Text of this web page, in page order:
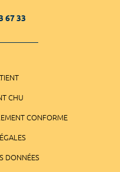
67 33
CHU
CONFORME
DONNÉES